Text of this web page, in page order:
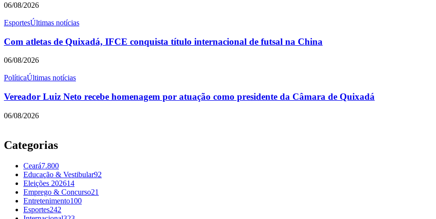
06/08/2026
EsportesÚltimas notícias
Com atletas de Quixadá, IFCE conquista título internacional de futsal na China
06/08/2026
PolíticaÚltimas notícias
Vereador Luiz Neto recebe homenagem por atuação como presidente da Câmara de Quixadá
06/08/2026
Categorias
Ceará7.800
Educação & Vestibular92
Eleições 202614
Emprego & Concurso21
Entretenimento100
Esportes242